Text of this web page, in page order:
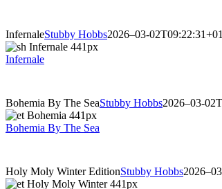
InfernaleStubby Hobbs2026–03-
Infernale
Bohemia By The SeaStubby Hobbs2026–03-
Bohemia By The Sea
Holy Moly Winter EditionStubby Hobbs